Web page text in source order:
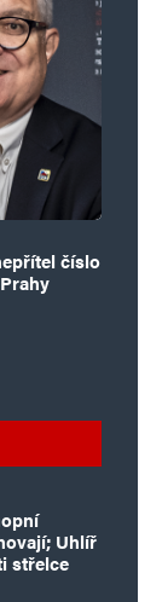
číslo
Uhlíř
střelce